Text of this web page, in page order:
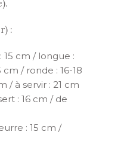
:
15 cm / longue :
cm / ronde : 16-18
/ à servir : 21 cm
: 16 cm / de
: 15 cm /